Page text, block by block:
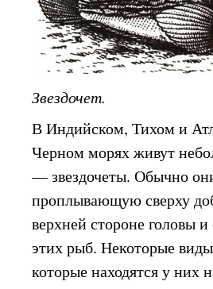
Звездочет.
В Индийском, Тихом и
Черном морях живут
— звездочеты. Обычно
проплывающую сверху
верхней стороне головы
этих рыб. Некоторые
которые находятся у них